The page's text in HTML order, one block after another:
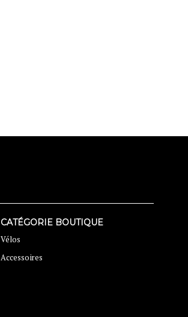
CATÉGORIE BOUTIQUE
Vélos
Accessoires